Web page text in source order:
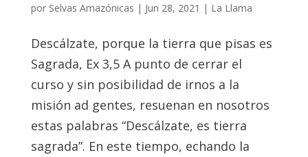
por Selvas Amazónicas | Jun 28, 2021 | La Llama
Descálzate, porque la tierra que pisas es
Sagrada, Ex 3,5 A punto de cerrar el
curso y sin posibilidad de irnos a la
misión ad gentes, resuenan en nosotros
estas palabras “Descálzate, es tierra
sagrada”. En este tiempo, echando la